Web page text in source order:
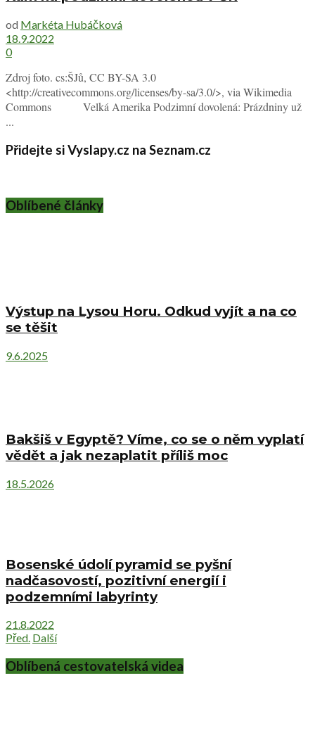
od Markéta Hubáčková
18.9.2022
0
Zdroj foto. cs:ŠJů, CC BY-SA 3.0
<http://creativecommons.org/licenses/by-sa/3.0/>, via Wikimedia
Commons Velká Amerika Podzimní dovolená: Prázdniny už
...
Přidejte si Vyslapy.cz na Seznam.cz
Oblíbené články
Výstup na Lysou Horu. Odkud vyjít a na co
se těšit
9.6.2025
Bakšiš v Egyptě? Víme, co se o něm vyplatí
vědět a jak nezaplatit příliš moc
18.5.2026
Bosenské údolí pyramid se pyšní
nadčasovostí, pozitivní energií i
podzemními labyrinty
21.8.2022
Před. Další
Oblíbená cestovatelská videa